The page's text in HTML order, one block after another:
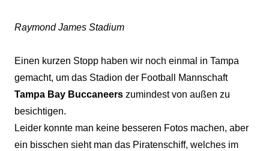
Raymond James Stadium
Einen kurzen Stopp haben wir noch einmal in Tampa
gemacht, um das Stadion der Football Mannschaft
Tampa Bay Buccaneers zumindest von außen zu
besichtigen.
Leider konnte man keine besseren Fotos machen, aber
ein bisschen sieht man das Piratenschiff, welches im